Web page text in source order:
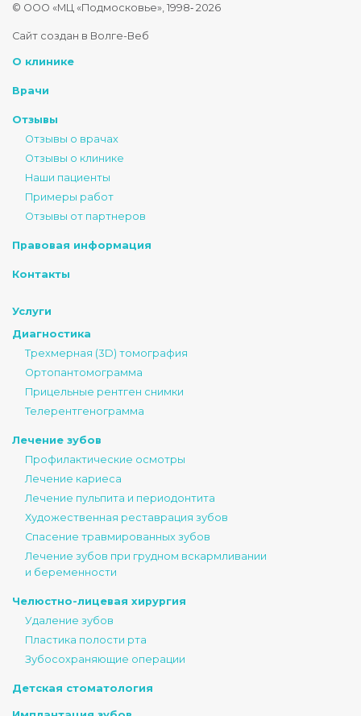
© ООО «МЦ «Подмосковье», 1998‑ 2026
Стоматология Подмосковье
+7 4852 74-45-45
Сайт создан в Волге-Веб
О клинике
Врачи
Отзывы
Отзывы о врачах
Отзывы о клинике
Наши пациенты
Примеры работ
Отзывы от партнеров
Правовая информация
Контакты
Услуги
Диагностика
Трехмерная (3D) томография
Ортопантомограмма
Прицельные рентген снимки
Телерентгенограмма
Лечение зубов
Профилактические осмотры
Лечение кариеса
Лечение пульпита и периодонтита
Художественная реставрация зубов
Спасение травмированных зубов
Лечение зубов при грудном вскармливании
и беременности
Челюстно-лицевая хирургия
Удаление зубов
Пластика полости рта
Зубосохраняющие операции
Детская стоматология